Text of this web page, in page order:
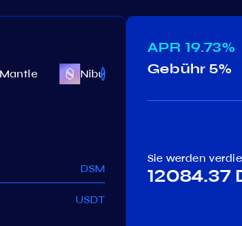
Niburu Osmosis
DSM
USDT
APR 19.73%
Gebühr 5%
Sie werden
12084.37